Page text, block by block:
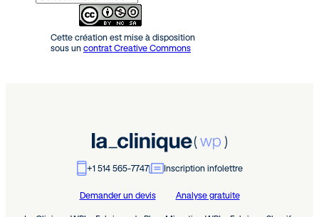
Cette création est mise à disposition
sous un contrat Creative Commons
+1 514 565-7747 Inscription infolettre
Demander un devis Analyse gratuite